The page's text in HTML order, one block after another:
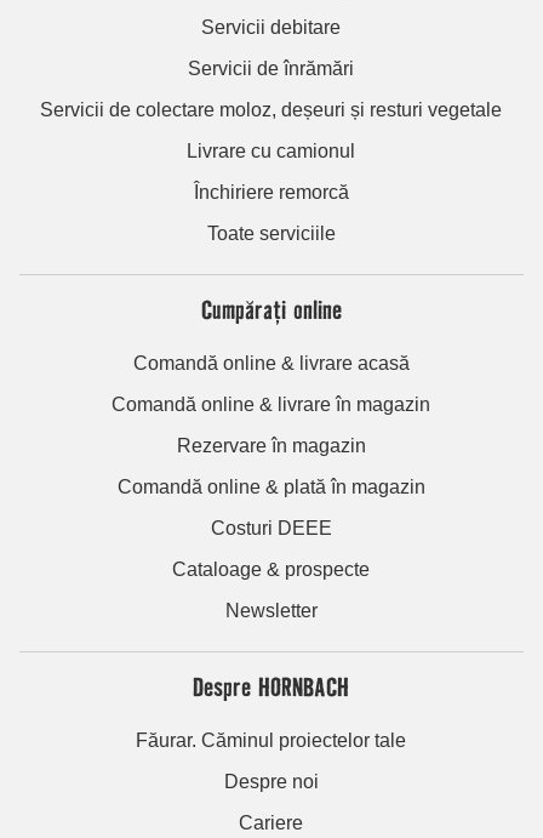
Servicii debitare
Servicii de înrămări
Servicii de colectare moloz, deșeuri și resturi vegetale
Livrare cu camionul
Închiriere remorcă
Toate serviciile
Cumpărați online
Comandă online & livrare acasă
Comandă online & livrare în magazin
Rezervare în magazin
Comandă online & plată în magazin
Costuri DEEE
Cataloage & prospecte
Newsletter
Despre HORNBACH
Făurar. Căminul proiectelor tale
Despre noi
Cariere